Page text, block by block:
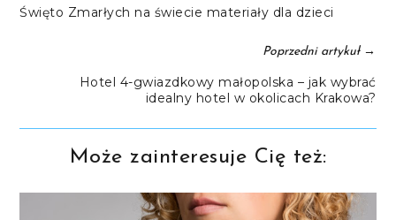
Święto Zmarłych na świecie materiały dla dzieci
Poprzedni artykuł→
Hotel 4-gwiazdkowy małopolska – jak wybrać
idealny hotel w okolicach Krakowa?
Może zainteresuje Cię też: